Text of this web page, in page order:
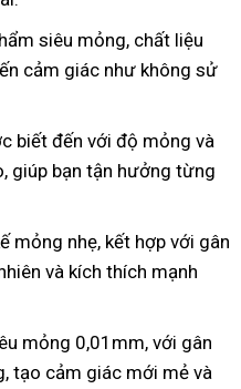
siêu mỏng, chất liệu
cảm giác như không sử
biết đến với độ mỏng và
giúp bạn tận hưởng từng
mỏng nhẹ, kết hợp với gân
và kích thích mạnh
mỏng 0,01mm, với gân
tạo cảm giác mới mẻ và